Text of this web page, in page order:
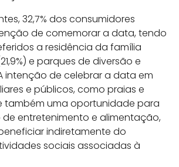
32,7% dos consumidores
de comemorar a data, tendo
a residência da família
e parques de diversão e
intenção de celebrar a data em
e públicos, como praias e
também uma oportunidade para
entretenimento e alimentação,
indiretamente do
sociais associadas à